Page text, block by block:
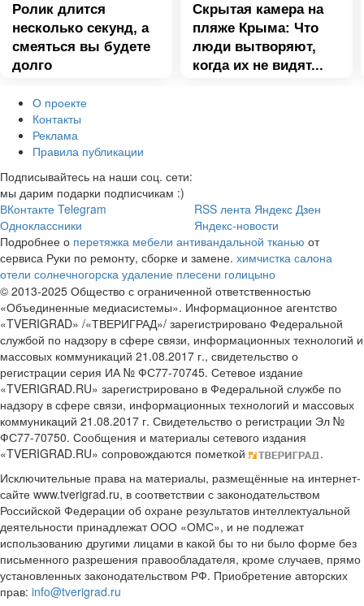
Ролик длится
несколько секунд, а
смеяться вы будете
долго
Скрытая камера на
пляже Крыма: Что
люди вытворяют,
когда их не видят...
О проекте
Контакты
Реклама
Правила публикации
Подписывайтесь на наши соц. сети:
мы дарим подарки подписчикам :)
ВКонтакте Telegram
Одноклассники
RSS лента Яндекс Дзен
Яндекс-новости
Подробнее о перетяжка мебели антивандальной тканью от
сервиса Руки по ремонту, сборке и замене. химчистка салона
отели солнечногорска удаление плесени голицыно
© 2013-2025 Общество с ограниченной ответственностью
«Объединенные медиасистемы». Информационное агентство
«TVERIGRAD» /«ТВЕРИГРАД»/ зарегистрировано Федеральной
службой по надзору в сфере связи, информационных технологий и
массовых коммуникаций 21.08.2017 г., свидетельство о
регистрации серия ИА № ФС77-70745. Сетевое издание
«TVERIGRAD.RU» зарегистрировано в Федеральной службе по
надзору в сфере связи, информационных технологий и массовых
коммуникаций 21.08.2017 г. Свидетельство о регистрации Эл №
ФС77-70750. Сообщения и материалы сетевого издания
«TVERIGRAD.RU» сопровождаются пометкой
.
Исключительные права на материалы, размещённые на интернет-
сайте www.tverigrad.ru, в соответствии с законодательством
Российской Федерации об охране результатов интеллектуальной
деятельности принадлежат ООО «ОМС», и не подлежат
использованию другими лицами в какой бы то ни было форме без
письменного разрешения правообладателя, кроме случаев, прямо
установленных законодательством РФ. Приобретение авторских
прав: info@tverigrad.ru